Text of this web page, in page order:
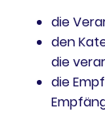
die
den
die
die